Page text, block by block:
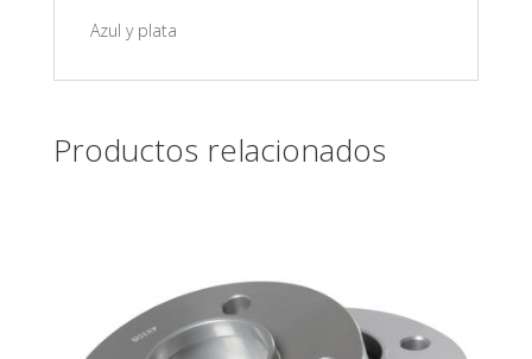
Azul y plata
Productos relacionados